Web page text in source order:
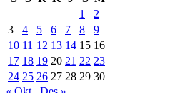
1
2
3
4 5 6 7 8
9
10 11 12 13 14 15 16
17 18 19 20 21 22 23
24 25 26 27 28 29 30